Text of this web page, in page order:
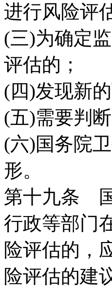
进行风险评
(三)为确定
评估的；
(四)发现新
(五)需要判
(六)国务院
形。
第十九条
行政等部门
险评估的，
险评估的建